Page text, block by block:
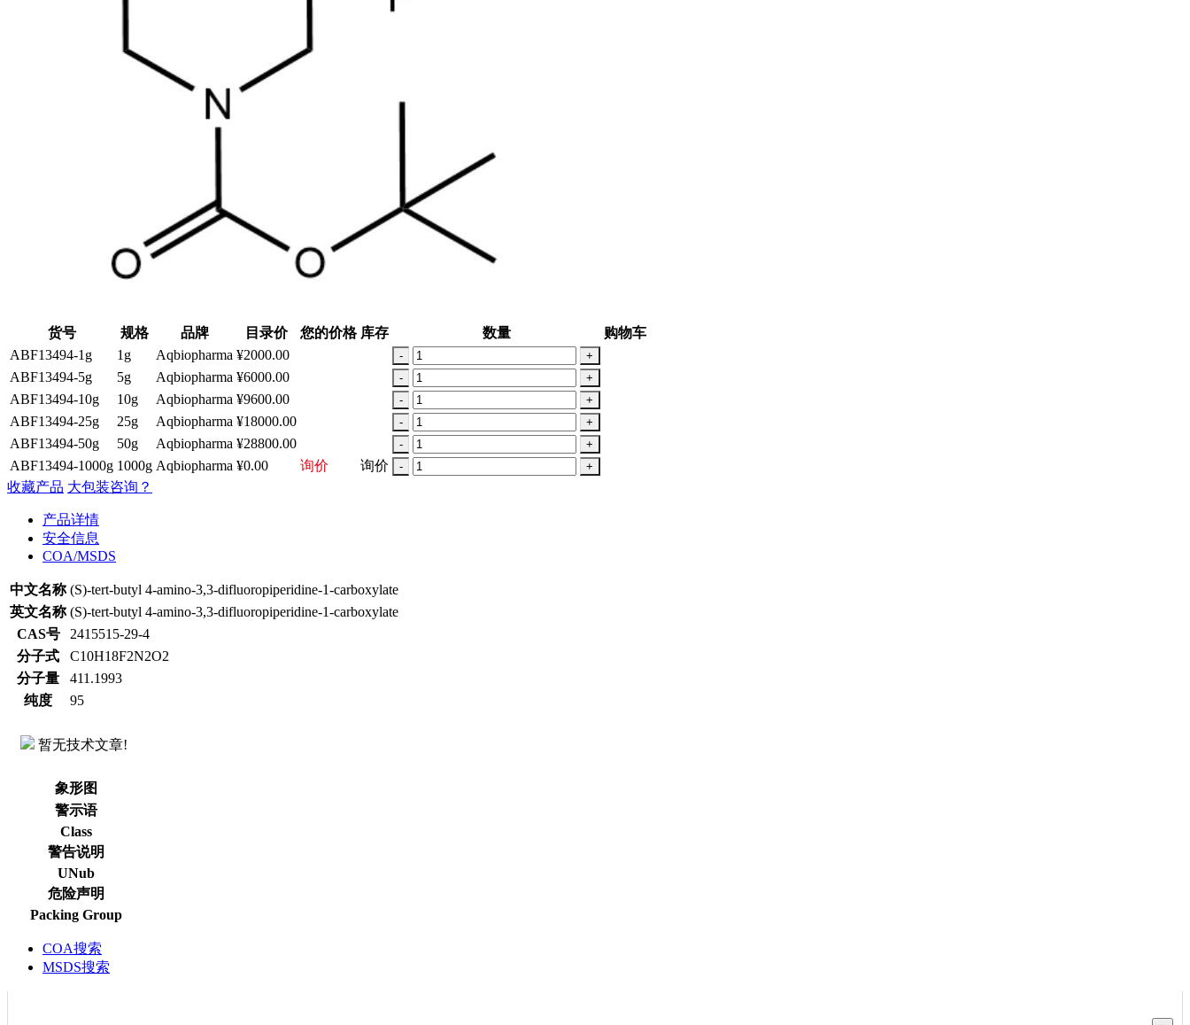
货号 规格 品牌 目录价 您的价格 库存 数量
购物车
ABF13494-1g
1g Aqbiopharma ¥2000.00 - +
ABF13494-5g 5g Aqbiopharma ¥6000.00 - +
ABF13494-10g 10g Aqbiopharma ¥9600.00 - +
ABF13494-25g 25g Aqbiopharma ¥18000.00 - +
ABF13494-50g 50g Aqbiopharma ¥28800.00 - +
ABF13494-1000g 1000g Aqbiopharma ¥0.00 询价 询价 - +
收藏产品 大包装咨询？
产品详情
安全信息
COA/MSDS
中文名称 (S)-tert-butyl 4-amino-3,3-difluoropiperidine-1-carboxylate
英文名称 (S)-tert-butyl 4-amino-3,3-difluoropiperidine-1-carboxylate
CAS号
2415515-29-4
分子式
C10H18F2N2O2
分子量
411.1993
纯度
95
暂无技术文章!
象形图
警示语
Class
警告说明
UNub
危险声明
Packing Group
COA搜索
MSDS搜索